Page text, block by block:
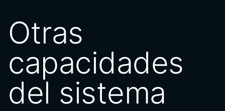
Otras
capacidades
del sistema